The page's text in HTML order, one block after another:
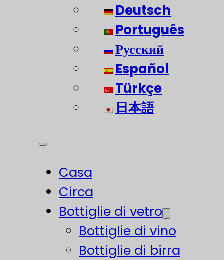
Deutsch
Português
Русский
Español
Türkçe
日本語
Casa
Circa
Bottiglie di vetro
Bottiglie di vino
Bottiglie di birra